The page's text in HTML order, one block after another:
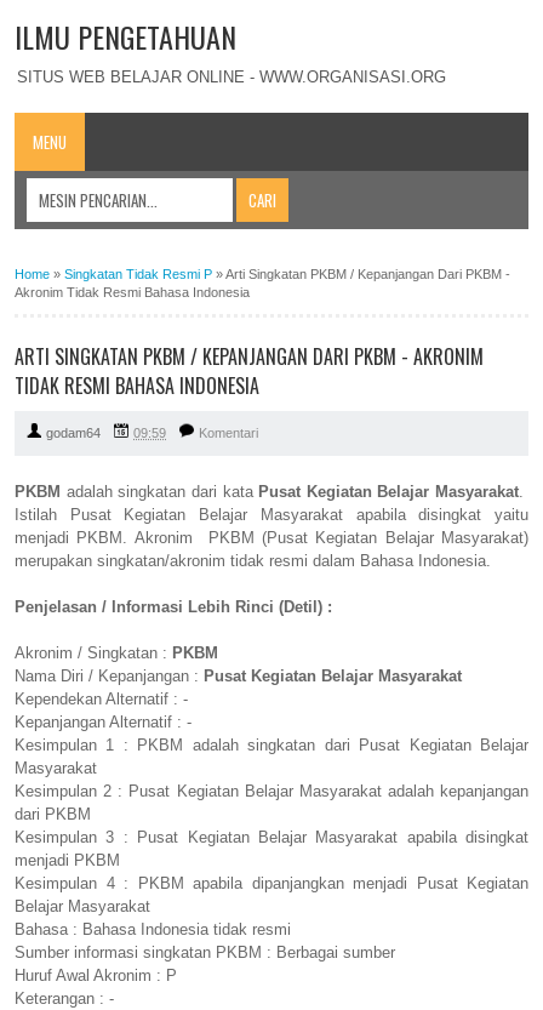
ILMU PENGETAHUAN
SITUS WEB BELAJAR ONLINE - WWW.ORGANISASI.ORG
MENU
Home » Singkatan Tidak Resmi P »Arti Singkatan PKBM / Kepanjangan Dari PKBM -
Akronim Tidak Resmi Bahasa Indonesia
ARTI SINGKATAN PKBM / KEPANJANGAN DARI PKBM - AKRONIM
TIDAK RESMI BAHASA INDONESIA
godam64 09:59 Komentari
PKBM adalah singkatan dari kata Pusat Kegiatan Belajar Masyarakat.
Istilah Pusat Kegiatan Belajar Masyarakat apabila disingkat yaitu
menjadi PKBM. Akronim PKBM (Pusat Kegiatan Belajar Masyarakat)
merupakan singkatan/akronim tidak resmi dalam Bahasa Indonesia.
Penjelasan / Informasi Lebih Rinci (Detil) :
Akronim / Singkatan : PKBM
Nama Diri / Kepanjangan : Pusat Kegiatan Belajar Masyarakat
Kependekan Alternatif : -
Kepanjangan Alternatif : -
Kesimpulan 1 : PKBM adalah singkatan dari Pusat Kegiatan Belajar
Masyarakat
Kesimpulan 2 : Pusat Kegiatan Belajar Masyarakat adalah kepanjangan
dari PKBM
Kesimpulan 3 : Pusat Kegiatan Belajar Masyarakat apabila disingkat
menjadi PKBM
Kesimpulan 4 : PKBM apabila dipanjangkan menjadi Pusat Kegiatan
Belajar Masyarakat
Bahasa : Bahasa Indonesia tidak resmi
Sumber informasi singkatan PKBM : Berbagai sumber
Huruf Awal Akronim : P
Keterangan : -